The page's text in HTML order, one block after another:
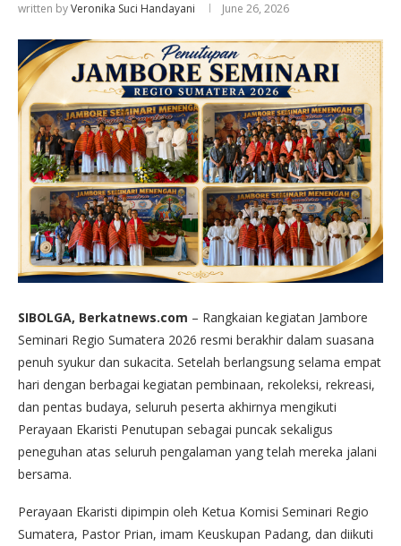
written byVeronika Suci Handayani June 26, 2026
SIBOLGA, Berkatnews.com – Rangkaian kegiatan Jambore
Seminari Regio Sumatera 2026 resmi berakhir dalam suasana
penuh syukur dan sukacita. Setelah berlangsung selama empat
hari dengan berbagai kegiatan pembinaan, rekoleksi, rekreasi,
dan pentas budaya, seluruh peserta akhirnya mengikuti
Perayaan Ekaristi Penutupan sebagai puncak sekaligus
peneguhan atas seluruh pengalaman yang telah mereka jalani
bersama.
Perayaan Ekaristi dipimpin oleh Ketua Komisi Seminari Regio
Sumatera, Pastor Prian, imam Keuskupan Padang, dan diikuti